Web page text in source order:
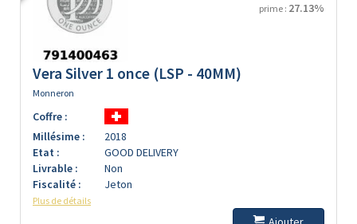
prime : 27.13%
Vera Silver 1 once (LSP - 40MM)
Monneron
Coffre :
Millésime :
2018
Etat :
GOOD DELIVERY
Livrable :
Non
Fiscalité :
Jeton
Plus de détails